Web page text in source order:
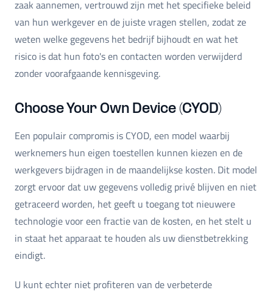
zaak aannemen, vertrouwd zijn met het specifieke beleid
van hun werkgever en de juiste vragen stellen, zodat ze
weten welke gegevens het bedrijf bijhoudt en wat het
risico is dat hun foto's en contacten worden verwijderd
zonder voorafgaande kennisgeving.
Choose Your Own Device (CYOD)
Een populair compromis is CYOD, een model waarbij
werknemers hun eigen toestellen kunnen kiezen en de
werkgevers bijdragen in de maandelijkse kosten. Dit model
zorgt ervoor dat uw gegevens volledig privé blijven en niet
getraceerd worden, het geeft u toegang tot nieuwere
technologie voor een fractie van de kosten, en het stelt u
in staat het apparaat te houden als uw dienstbetrekking
eindigt.
U kunt echter niet profiteren van de verbeterde